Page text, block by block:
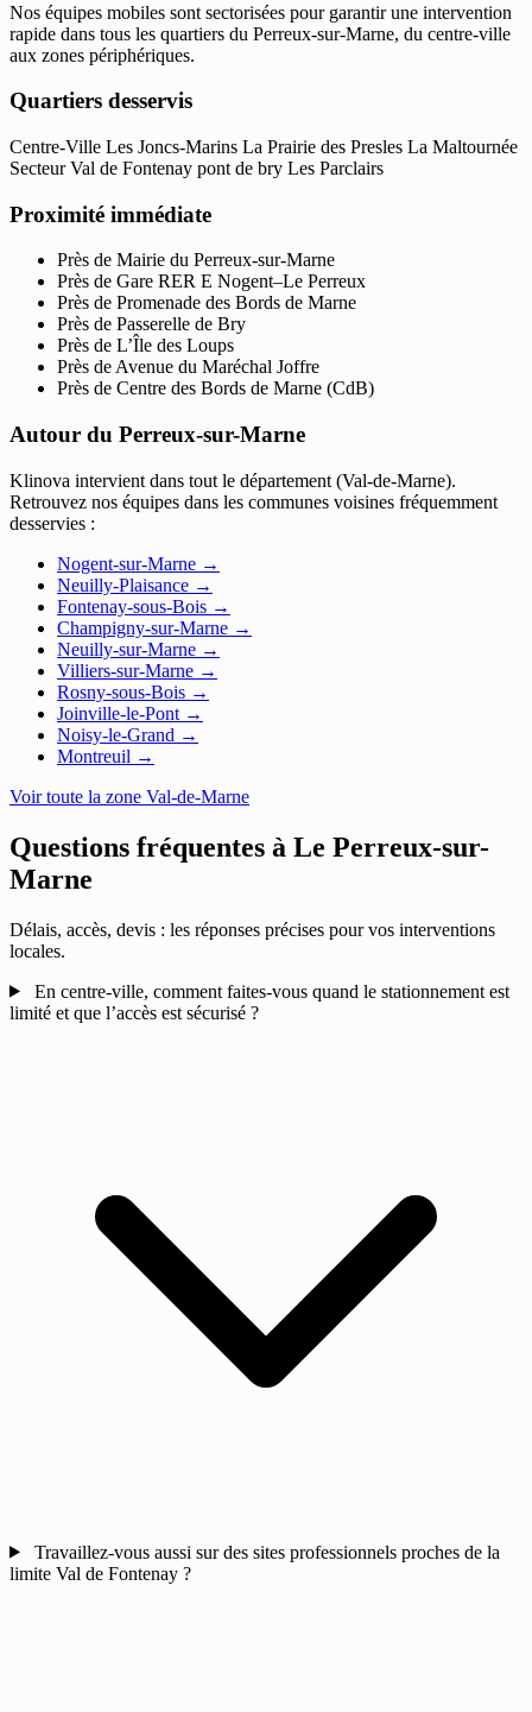
Nos équipes mobiles sont sectorisées pour garantir une intervention
rapide dans tous les quartiers du Perreux-sur-Marne, du centre-ville
aux zones périphériques.
Quartiers desservis
Centre-Ville Les Joncs-Marins La Prairie des Presles La Maltournée
Secteur Val de Fontenay pont de bry Les Parclairs
Proximité immédiate
Près de Mairie du Perreux-sur-Marne
Près de Gare RER E Nogent–Le Perreux
Près de Promenade des Bords de Marne
Près de Passerelle de Bry
Près de L’Île des Loups
Près de Avenue du Maréchal Joffre
Près de Centre des Bords de Marne (CdB)
Autour du Perreux-sur-Marne
Klinova intervient dans tout le département (Val-de-Marne).
Retrouvez nos équipes dans les communes voisines fréquemment
desservies :
Nogent-sur-Marne →
Neuilly-Plaisance →
Fontenay-sous-Bois →
Champigny-sur-Marne →
Neuilly-sur-Marne →
Villiers-sur-Marne →
Rosny-sous-Bois →
Joinville-le-Pont →
Noisy-le-Grand →
Montreuil →
Voir toute la zone Val-de-Marne
Questions fréquentes à Le Perreux-sur-
Marne
Délais, accès, devis : les réponses précises pour vos interventions
locales.
En centre-ville, comment faites-vous quand le stationnement est
limité et que l’accès est sécurisé ?
Travaillez-vous aussi sur des sites professionnels proches de la
limite Val de Fontenay ?